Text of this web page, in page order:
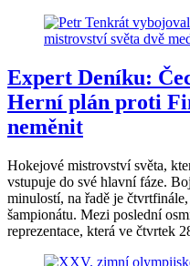
Expert Deníku:
Herní plán proti
neměnit
Hokejové mistrovství světa,
vstupuje do své hlavní fáze.
minulostí, na řadě je
šampionátu. Mezi poslední
reprezentace, která ve čtvrtek